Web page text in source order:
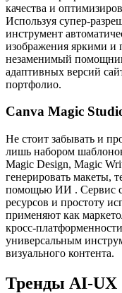
качества и
Используя
инструмент
изображения яркими и
незаменимый
адаптивных версий
портфолио.
Canva Magic
Не стоит забывать и
лишь набором
Magic Design, Magic
генерировать макеты,
помощью ИИ . Сервис
ресурсов и простоту
применяют как
универсальным
визуального контента.
Тренды AI‑UX